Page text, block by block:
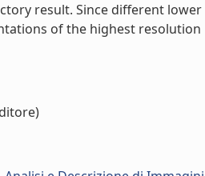
result. Since different
of the highest